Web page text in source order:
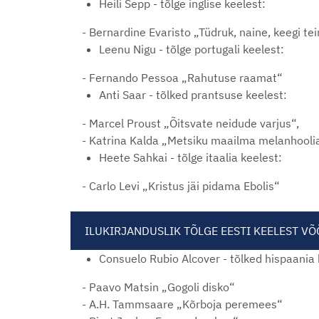
Heili Sepp - tõlge inglise keelest:
- Bernardine Evaristo „Tüdruk, naine, keegi
Leenu Nigu - tõlge portugali keelest:
- Fernando Pessoa „Rahutuse raamat“
Anti Saar - tõlked prantsuse keelest:
- Marcel Proust „Õitsvate neidude varjus“,
- Katrina Kalda „Metsiku maailma
Heete Sahkai - tõlge itaalia keelest:
- Carlo Levi „Kristus jäi pidama Ebolis“
ILUKIRJANDUSLIK TÕLGE EESTI KEELEST
Consuelo Rubio Alcover - tõlked hispaania
- Paavo Matsin „Gogoli disko“
- A.H. Tammsaare „Kõrboja peremees“